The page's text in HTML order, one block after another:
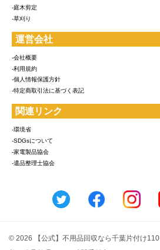
-庭木剪定
-草刈り
運営会社
-会社概要
-利用規約
-個人情報保護方針
-特定商取引法に基づく表記
関連リンク
-環境省
-SDGsについて
-家電製品協会
-遺品整理士協会
© 2026 【公式】不用品回収なら千葉片付け